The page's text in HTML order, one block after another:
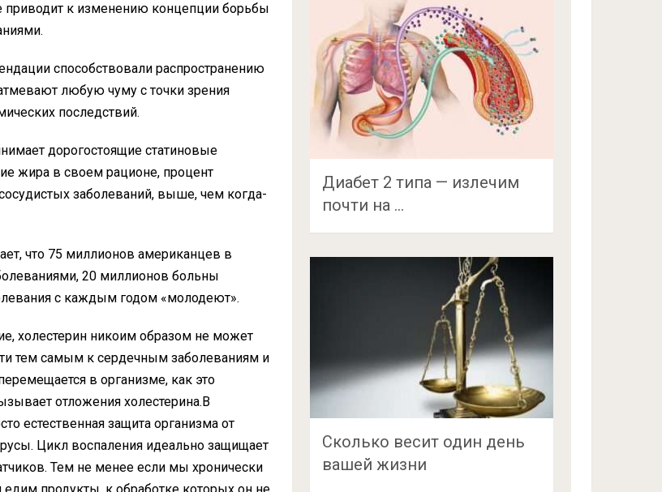
приводит к изменению концепции борьбы
способствовали распространению
любую чуму с точки зрения
последствий.
дорогостоящие статиновые
жира в своем рационе, процент
заболеваний, выше, чем когда-
что 75 миллионов американцев в
20 миллионов больны
с каждым годом «молодеют».
холестерин никоим образом не может
тем самым к сердечным заболеваниям и
в организме, как это
отложения холестерина.В
естественная защита организма от
Цикл воспаления идеально защищает
Тем не менее если мы хронически
Диабет 2 типа — излечим
почти на …
Сколько весит один день
вашей жизни